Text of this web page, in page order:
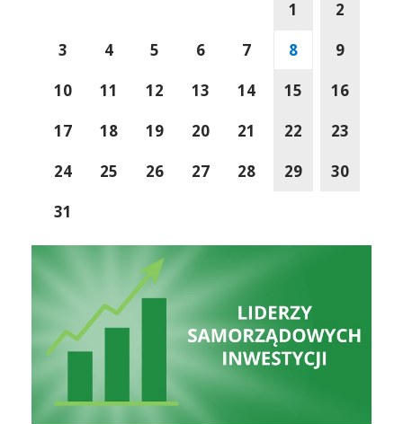
1
2
3
4 5 6 7 8
9
10
11 12 13 14 15
16
17
18 19 20 21 22
23
24
25 26 27 28 29
30
31